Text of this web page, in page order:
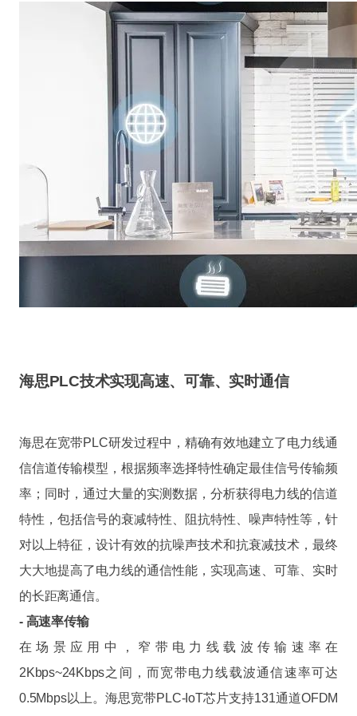
海思PLC技术实现高速、可靠、实时通信
海思在宽带PLC研发过程中，精确有效地建立了电力线通
信信道传输模型，根据频率选择特性确定最佳信号传输频
率；同时，通过大量的实测数据，分析获得电力线的信道
特性，包括信号的衰减特性、阻抗特性、噪声特性等，针
对以上特征，设计有效的抗噪声技术和抗衰减技术，最终
大大地提高了电力线的通信性能，实现高速、可靠、实时
的长距离通信。
- 高速率传输
在场景应用中，窄带电力线载波传输速率在
2Kbps~24Kbps之间，而宽带电力线载波通信速率可达
0.5Mbps以上。海思宽带PLC-IoT芯片支持131通道OFDM